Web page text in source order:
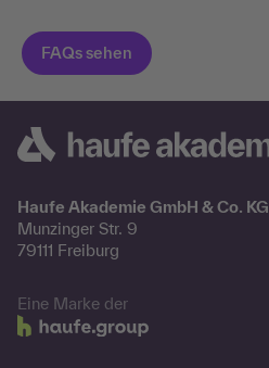
Haufe Akademie GmbH & Co. KG
Munzinger Str. 9
79111 Freiburg
Eine Marke der